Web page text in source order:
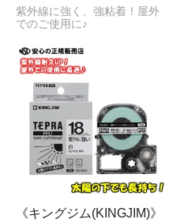
紫外線に強く、強粘着！屋外
でのご使用に♪
《キングジム(KINGJIM)》